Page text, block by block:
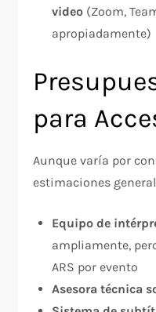
video (Zoom,
apropiadamente)
para
Aunque varía por
estimaciones
Equipo de
ampliamente,
ARS por evento
Asesora técnica